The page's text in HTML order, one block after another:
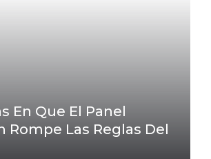
En Que El Panel
Rompe Las Reglas Del